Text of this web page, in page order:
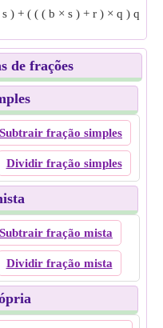
s ) + ( ( ( b × s ) + r ) × q ) q
de frações
Subtrair fração simples
Dividir fração simples
Subtrair fração mista
Dividir fração mista